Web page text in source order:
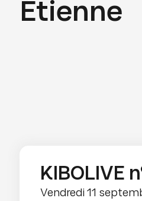
Étienne
KIBOLIVE
Vendredi 11